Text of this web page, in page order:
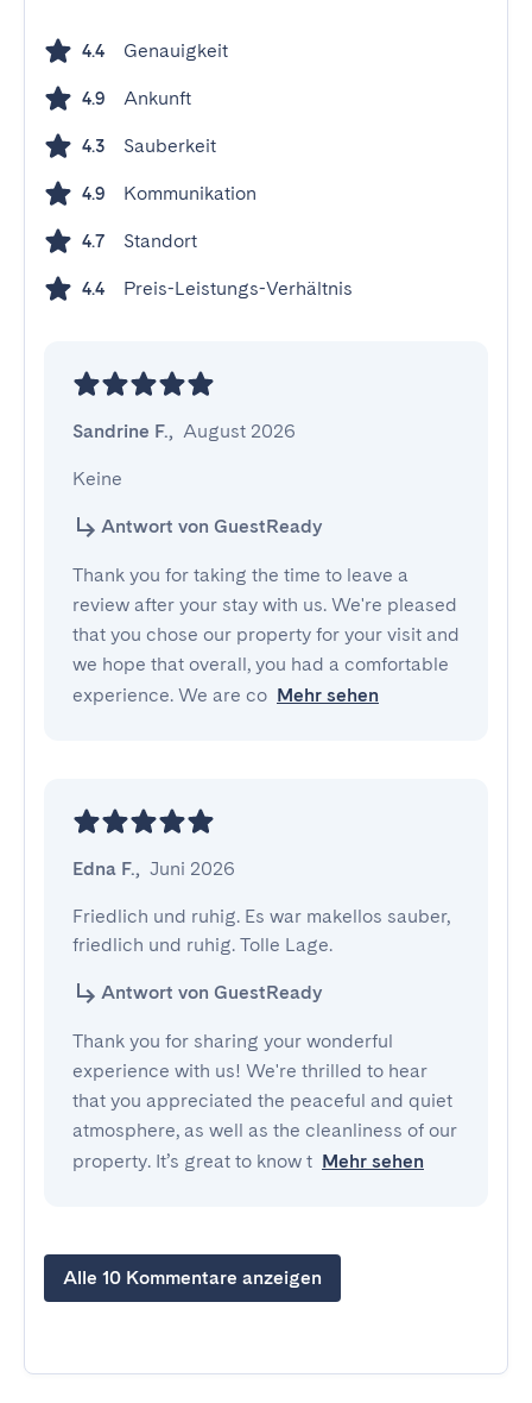
4.4 Genauigkeit
4.9 Ankunft
4.3 Sauberkeit
4.9 Kommunikation
4.7 Standort
4.4 Preis-Leistungs-Verhältnis
Sandrine F., August 2026
Keine
Antwort von GuestReady
Thank you for taking the time to leave a
review after your stay with us. We're pleased
that you chose our property for your visit and
we hope that overall, you had a comfortable
experience. We are co Mehr sehen
Edna F., Juni 2026
Friedlich und ruhig. Es war makellos sauber,
friedlich und ruhig. Tolle Lage.
Antwort von GuestReady
Thank you for sharing your wonderful
experience with us! We're thrilled to hear
that you appreciated the peaceful and quiet
atmosphere, as well as the cleanliness of our
property. It’s great to know t Mehr sehen
Alle 10 Kommentare anzeigen